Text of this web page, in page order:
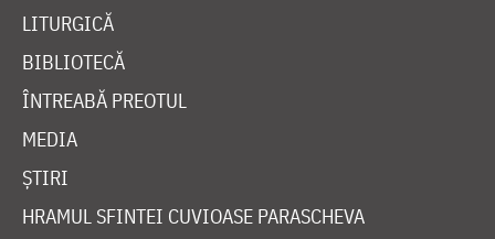
LITURGICĂ
BIBLIOTECĂ
ÎNTREABĂ PREOTUL
MEDIA
ȘTIRI
HRAMUL SFINTEI CUVIOASE PARASCHEVA